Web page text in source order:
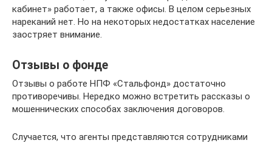
кабинет» работает, а также офисы. В целом серьезных
нареканий нет. Но на некоторых недостатках население
заостряет внимание.
Отзывы о фонде
Отзывы о работе НПФ «Стальфонд» достаточно
противоречивы. Нередко можно встретить рассказы о
мошеннических способах заключения договоров.
Случается, что агенты представляются сотрудниками